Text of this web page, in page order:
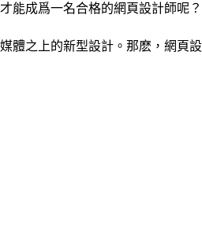
能成爲一名合格的網頁設計師呢？
體之上的新型設計。那麽，網頁設